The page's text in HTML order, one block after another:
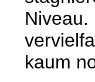
kaum